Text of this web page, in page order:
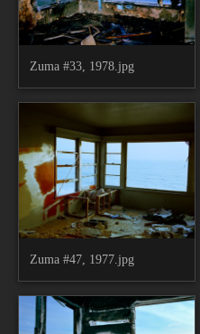
Zuma #33, 1978.jpg
Zuma #47, 1977.jpg